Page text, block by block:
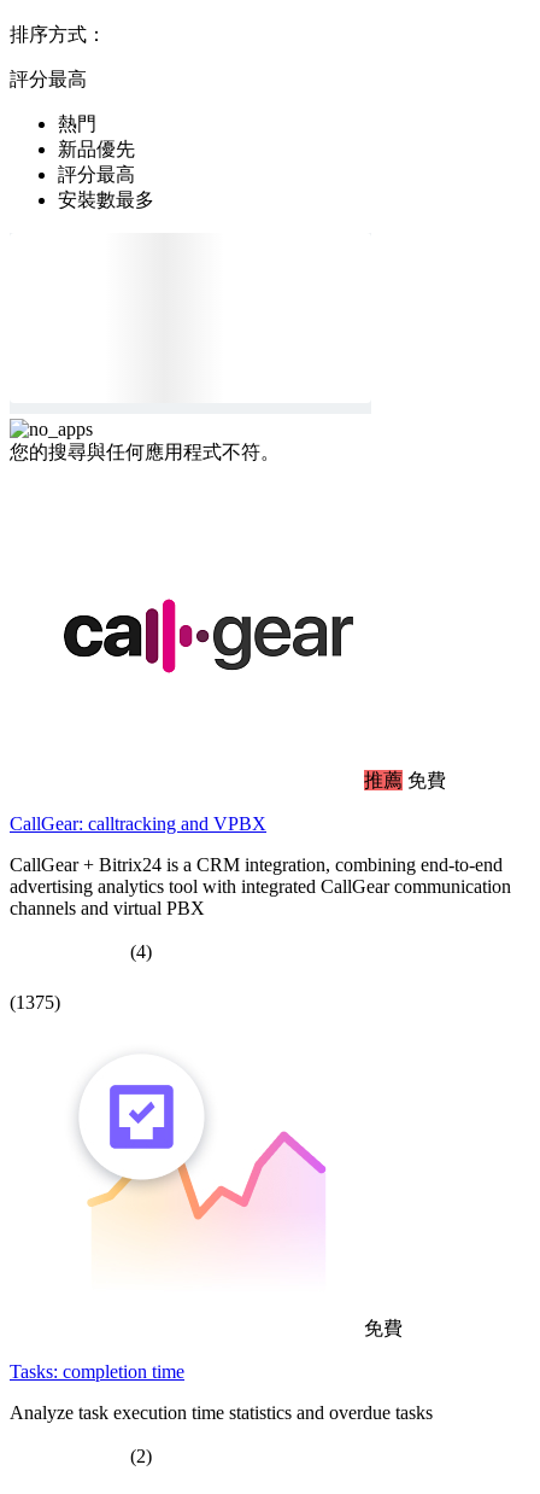
排序方式：
評分最高
熱門
新品優先
評分最高
安裝數最多
您的搜尋與任何應用程式不符。
推薦 免費
CallGear: calltracking and VPBX
CallGear + Bitrix24 is a CRM integration, combining end-to-end
advertising analytics tool with integrated CallGear communication
channels and virtual PBX
(4)
(1375)
免費
Tasks: completion time
Analyze task execution time statistics and overdue tasks
(2)